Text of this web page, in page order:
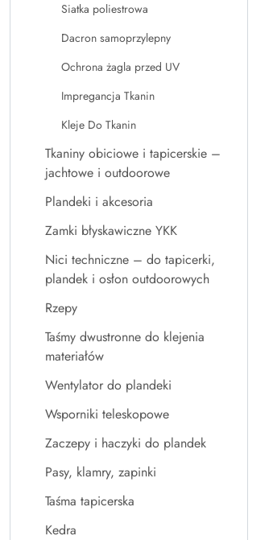
Siatka poliestrowa
Dacron samoprzylepny
Ochrona żagla przed UV
Impregancja Tkanin
Kleje Do Tkanin
Tkaniny obiciowe i tapicerskie –
jachtowe i outdoorowe
Plandeki i akcesoria
Zamki błyskawiczne YKK
Nici techniczne – do tapicerki,
plandek i osłon outdoorowych
Rzepy
Taśmy dwustronne do klejenia
materiałów
Wentylator do plandeki
Wsporniki teleskopowe
Zaczepy i haczyki do plandek
Pasy, klamry, zapinki
Taśma tapicerska
Kedra